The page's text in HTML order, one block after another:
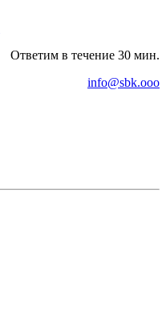
Ответим в течение 30 мин.
info@sbk.ooo